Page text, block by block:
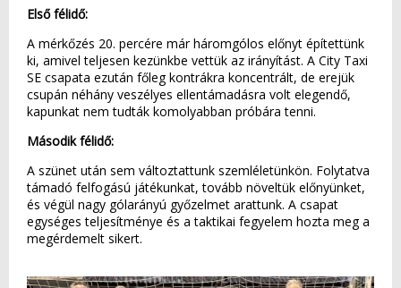
Első félidő:
A mérkőzés 20. percére már háromgólos előnyt építettünk
ki, amivel teljesen kezünkbe vettük az irányítást. A City Taxi
SE csapata ezután főleg kontrákra koncentrált, de erejük
csupán néhány veszélyes ellentámadásra volt elegendő,
kapunkat nem tudták komolyabban próbára tenni.
Második félidő:
A szünet után sem változtattunk szemléletünkön. Folytatva
támadó felfogású játékunkat, tovább növeltük előnyünket,
és végül nagy gólarányú győzelmet arattunk. A csapat
egységes teljesítménye és a taktikai fegyelem hozta meg a
megérdemelt sikert.